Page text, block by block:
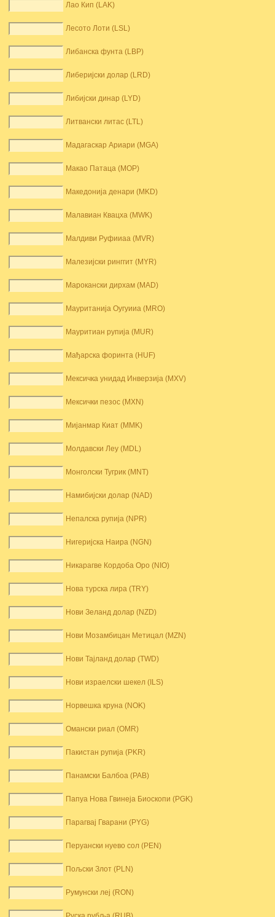
Лао Кип (LAK)
Лесото Лоти (LSL)
Либанска фунта (LBP)
Либеријски долар (LRD)
Либијски динар (LYD)
Литвански литас (LTL)
Мадагаскар Ариари (MGA)
Макао Патаца (MOP)
Македонија денари (MKD)
Малавиан Квацха (MWK)
Малдиви Руфииаа (MVR)
Малезијски ринггит (MYR)
Марокански дирхам (MAD)
Мауританија Оугуииа (MRO)
Мауритиан рупија (MUR)
Мађарска форинта (HUF)
Мексичка унидад Инверзија (MXV)
Мексички пезос (MXN)
Мијанмар Киат (MMK)
Молдавски Леу (MDL)
Монголски Тугрик (MNT)
Намибијски долар (NAD)
Непалска рупија (NPR)
Нигеријска Наира (NGN)
Никарагве Кордоба Оро (NIO)
Нова турска лира (TRY)
Нови Зеланд долар (NZD)
Нови Мозамбицан Метицал (MZN)
Нови Тајланд долар (TWD)
Нови израелски шекел (ILS)
Норвешка круна (NOK)
Омански риал (OMR)
Пакистан рупија (PKR)
Панамски Балбоа (PAB)
Папуа Нова Гвинеја Биоскопи (PGK)
Парагвај Гварани (PYG)
Перуански нуево сол (PEN)
Пољски Злот (PLN)
Румунски леј (RON)